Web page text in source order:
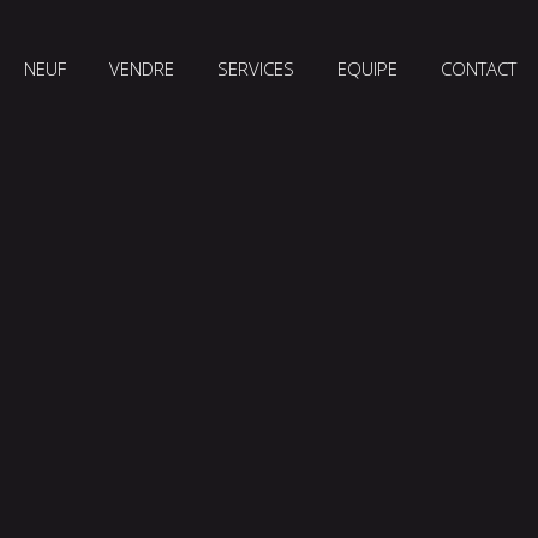
NEUF VENDRE SERVICES EQUIPE CONTACT